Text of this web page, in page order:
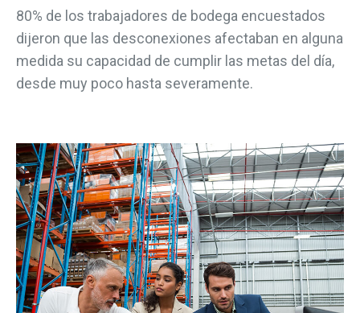
80% de los trabajadores de bodega encuestados
dijeron que las desconexiones afectaban en alguna
medida su capacidad de cumplir las metas del día,
desde muy poco hasta severamente.